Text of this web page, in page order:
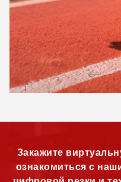
Закажите
ознакомиться с